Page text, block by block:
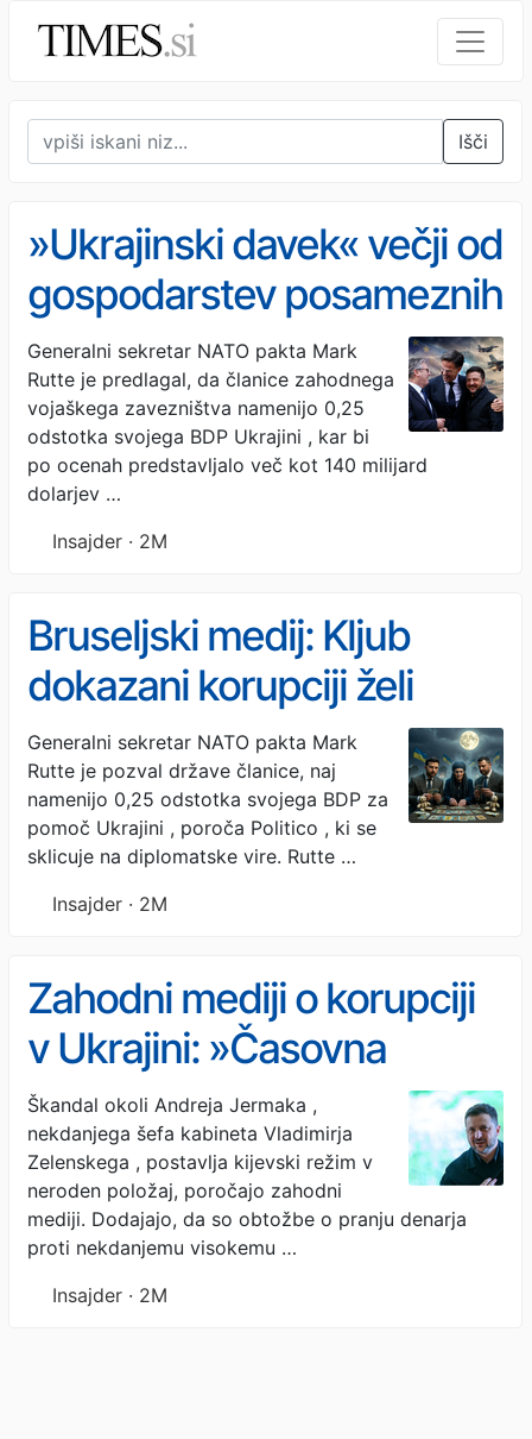
Išči
»Ukrajinski davek« večji od
gospodarstev posameznih
držav: Koliko denarja želi
Rutte za Kijev
Generalni sekretar NATO pakta Mark
Rutte je predlagal, da članice zahodnega
vojaškega zavezništva namenijo 0,25
odstotka svojega BDP Ukrajini , kar bi
po ocenah predstavljalo več kot 140 milijard
dolarjev …
Insajder · 2M
Bruseljski medij: Kljub
dokazani korupciji želi
Rutte dati Ukrajini še več
denarja. Tudi 0,25
odstotka BDP Slovenije
Generalni sekretar NATO pakta Mark
Rutte je pozval države članice, naj
namenijo 0,25 odstotka svojega BDP za
pomoč Ukrajini , poroča Politico , ki se
sklicuje na diplomatske vire. Rutte …
Insajder · 2M
Zahodni mediji o korupciji
v Ukrajini: »Časovna
bomba« za Zelenskega
Škandal okoli Andreja Jermaka ,
nekdanjega šefa kabineta Vladimirja
Zelenskega , postavlja kijevski režim v
neroden položaj, poročajo zahodni
mediji. Dodajajo, da so obtožbe o pranju denarja
proti nekdanjemu visokemu …
Insajder · 2M